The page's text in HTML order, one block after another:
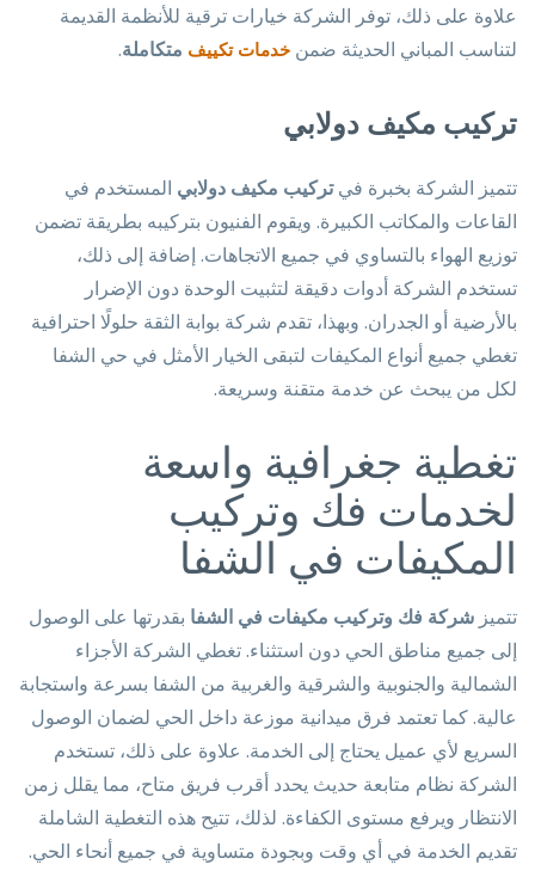
علاوة على ذلك، توفر الشركة خيارات ترقية للأنظمة القديمة
لتناسب المباني الحديثة ضمن خدمات تكييف متكاملة.
تركيب مكيف دولابي
تتميز الشركة بخبرة فيتركيب مكيف دولابي المستخدم في
القاعات والمكاتب الكبيرة. ويقوم الفنيون بتركيبه بطريقة تضمن
توزيع الهواء بالتساوي في جميع الاتجاهات. إضافة إلى ذلك،
تستخدم الشركة أدوات دقيقة لتثبيت الوحدة دون الإضرار
بالأرضية أو الجدران. وبهذا، تقدم شركة بوابة الثقة حلولًا احترافية
تغطي جميع أنواع المكيفات لتبقى الخيار الأمثل في حي الشفا
لكل من يبحث عن خدمة متقنة وسريعة.
تغطية جغرافية واسعة
لخدمات فك وتركيب
المكيفات في الشفا
تتميز شركة فك وتركيب مكيفات في الشفا بقدرتها على الوصول
إلى جميع مناطق الحي دون استثناء. تغطي الشركة الأجزاء
الشمالية والجنوبية والشرقية والغربية من الشفا بسرعة واستجابة
عالية. كما تعتمد فرق ميدانية موزعة داخل الحي لضمان الوصول
السريع لأي عميل يحتاج إلى الخدمة. علاوة على ذلك، تستخدم
الشركة نظام متابعة حديث يحدد أقرب فريق متاح، مما يقلل زمن
الانتظار ويرفع مستوى الكفاءة. لذلك، تتيح هذه التغطية الشاملة
تقديم الخدمة في أي وقت وبجودة متساوية في جميع أنحاء الحي.